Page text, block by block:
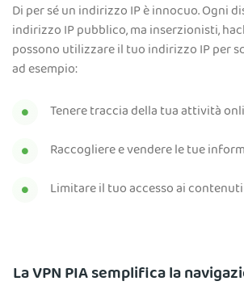
Di per sé un indirizzo IP è innocuo. Ogni
indirizzo IP pubblico, ma inserzionisti,
possono utilizzare il tuo indirizzo IP per
ad esempio:
Tenere traccia della tua attività
Raccogliere e vendere le tue
Limitare il tuo accesso ai
La VPN PIA semplifica la